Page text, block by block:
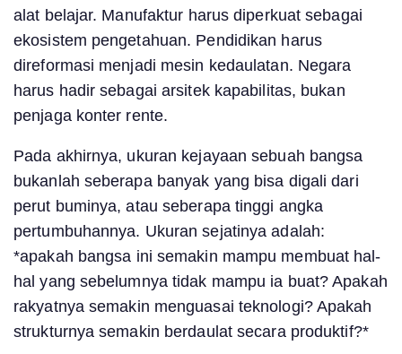
alat belajar. Manufaktur harus diperkuat sebagai
ekosistem pengetahuan. Pendidikan harus
direformasi menjadi mesin kedaulatan. Negara
harus hadir sebagai arsitek kapabilitas, bukan
penjaga konter rente.
Pada akhirnya, ukuran kejayaan sebuah bangsa
bukanlah seberapa banyak yang bisa digali dari
perut buminya, atau seberapa tinggi angka
pertumbuhannya. Ukuran sejatinya adalah:
*apakah bangsa ini semakin mampu membuat hal-
hal yang sebelumnya tidak mampu ia buat? Apakah
rakyatnya semakin menguasai teknologi? Apakah
strukturnya semakin berdaulat secara produktif?*